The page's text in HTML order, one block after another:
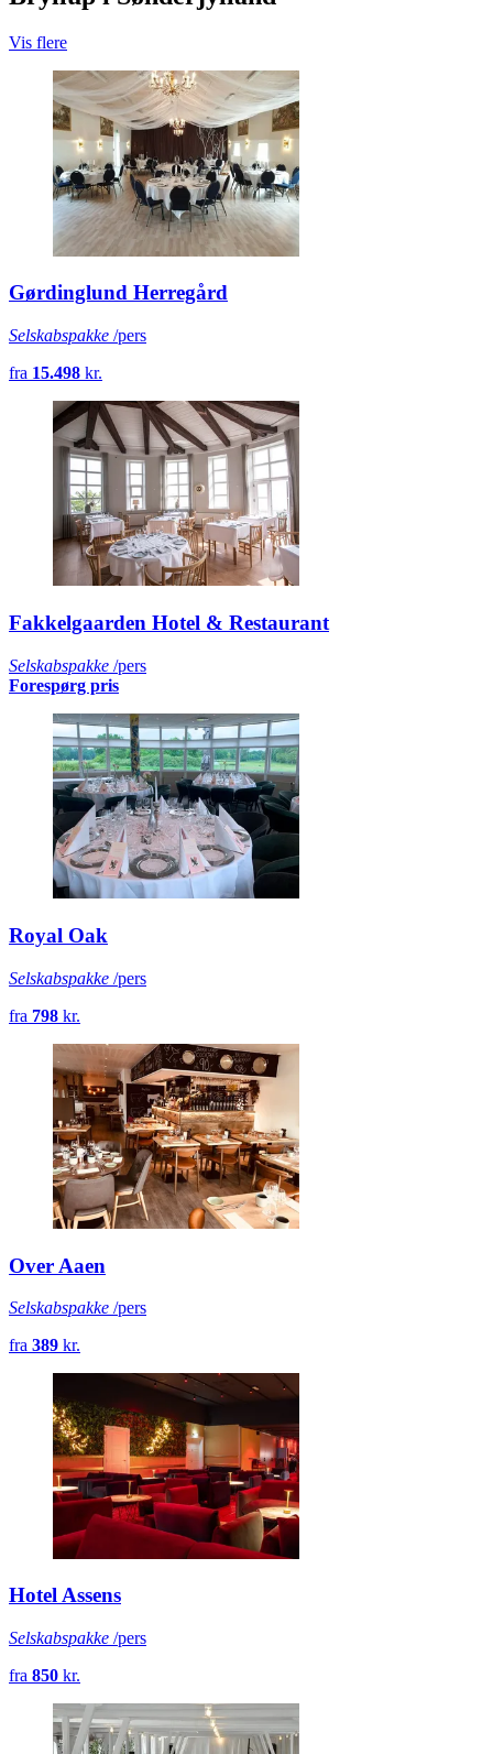
Vis flere
Gørdinglund Herregård
Selskabspakke /pers
fra 15.498 kr.
Fakkelgaarden Hotel & Restaurant
Selskabspakke /pers
Forespørg pris
Royal Oak
Selskabspakke /pers
fra 798 kr.
Over Aaen
Selskabspakke /pers
fra 389 kr.
Hotel Assens
Selskabspakke /pers
fra 850 kr.